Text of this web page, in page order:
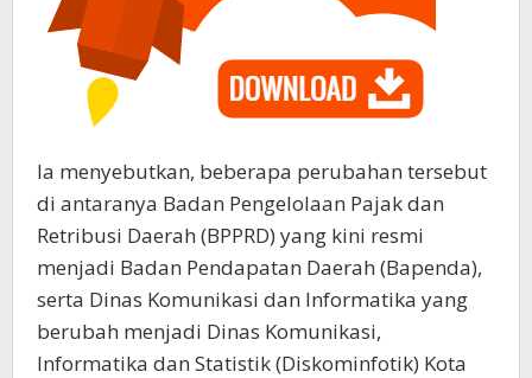
Ia menyebutkan, beberapa perubahan tersebut
di antaranya Badan Pengelolaan Pajak dan
Retribusi Daerah (BPPRD) yang kini resmi
menjadi Badan Pendapatan Daerah (Bapenda),
serta Dinas Komunikasi dan Informatika yang
berubah menjadi Dinas Komunikasi,
Informatika dan Statistik (Diskominfotik) Kota